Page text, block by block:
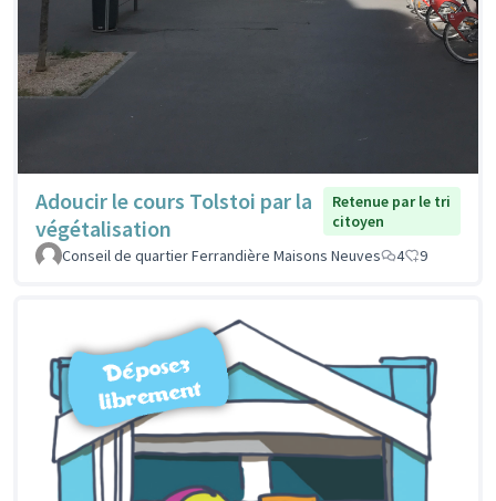
Adoucir le cours Tolstoi par la
végétalisation
Retenue par le tri
citoyen
Conseil de quartier Ferrandière Maisons Neuves
4 9